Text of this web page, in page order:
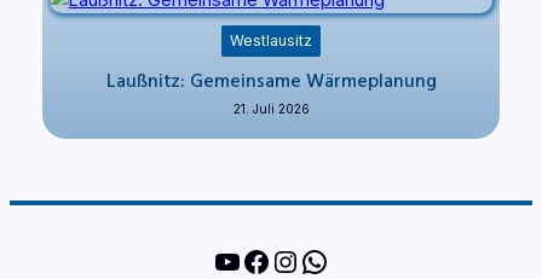
Westlausitz
Laußnitz: Gemeinsame Wärmeplanung
21. Juli 2026
YouTube
Facebook
Instagram
WhatsApp